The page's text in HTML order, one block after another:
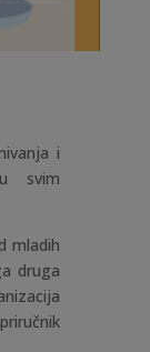
i
svim
mladih
druga